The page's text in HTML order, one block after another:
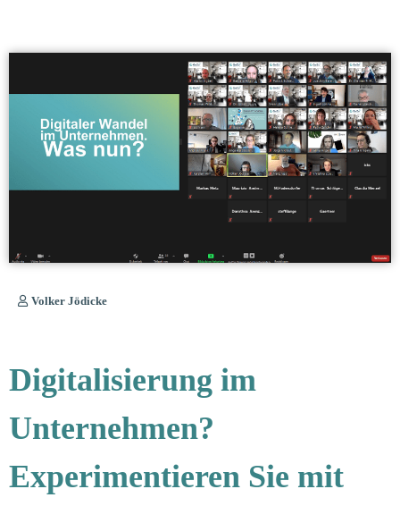
Volker Jödicke
Digitalisierung im
Unternehmen?
Experimentieren Sie mit